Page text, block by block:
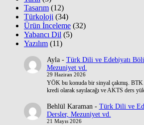
Tasarım (12)
Türkoloji (34)
Ürün İnceleme (32)
Yabancı Dil (5)
Yazılım (11)
Ayla- Türk Dili ve Edebiyatı
Mezuniyet vd.
29 Haziran 2026
YÖK bu konuda bir sinyal çakmış. BTK
kredi olarak sayılacağı ve AKTS ders
Behlül Karaman- Türk Dili ve
Dersler, Mezuniyet vd.
21 Mayıs 2026